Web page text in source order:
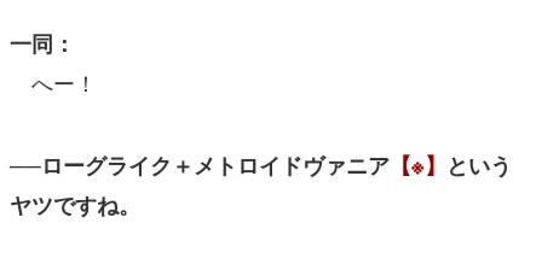
一同：
へー！
──ローグライク＋メトロイドヴァニア 【※】 という
ヤツですね。